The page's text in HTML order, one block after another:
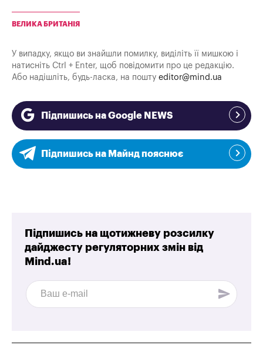
ВЕЛИКА БРИТАНІЯ
У випадку, якщо ви знайшли помилку, виділіть її мишкою і
натисніть Ctrl + Enter, щоб повідомити про це редакцію.
Або надішліть, будь-ласка, на пошту editor@mind.ua
Підпишись на Google NEWS
Підпишись на Майнд пояснює
Підпишись на щотижневу розсилку
дайджесту регуляторних змін від
Mind.ua!